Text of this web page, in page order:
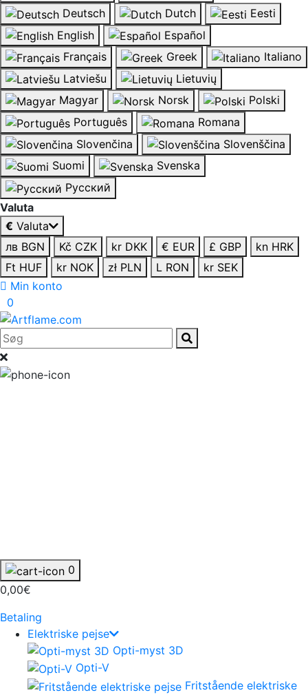
Deutsch
Dutch
Eesti
English
Español
Français
Greek
Italiano
Latviešu
Lietuvių
Magyar
Norsk
Polski
Português
Romana
Slovenčina
Slovenščina
Suomi
Svenska
Русский
Valuta
€ Valuta
лв BGN
Kč CZK kr DKK € EUR £ GBP
kn HRK
Ft HUF
kr NOK zł PLN L RON
kr SEK
Min konto
0
0
0,00€
Betaling
Elektriske pejse
Opti-myst 3D
Opti-V
Fritstående elektriske